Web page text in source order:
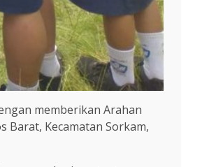
memberikan Arahan
Barat, Kecamatan Sorkam,